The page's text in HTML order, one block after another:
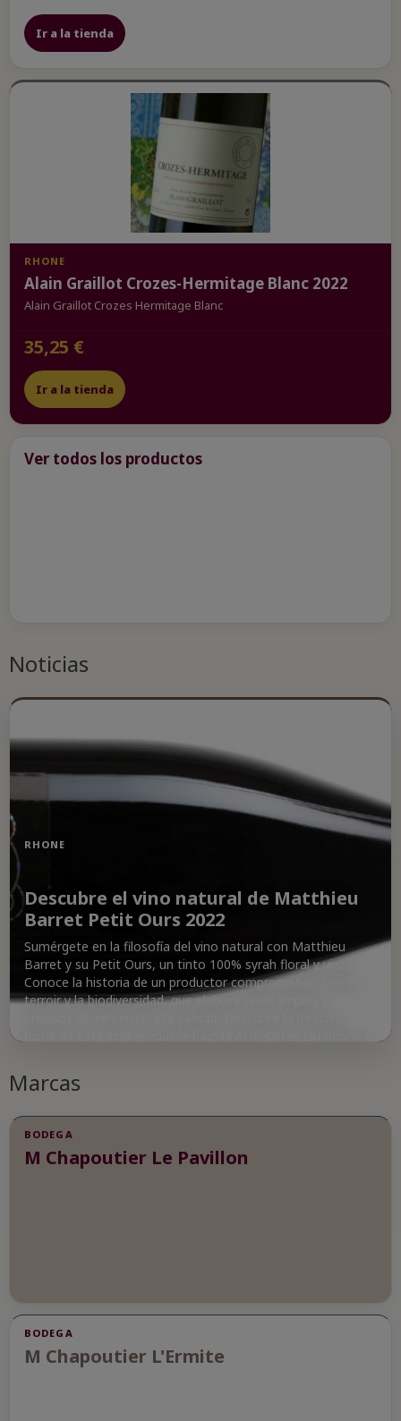
Ir a la tienda
RHONE
Alain Graillot Crozes-Hermitage Blanc 2022
Alain Graillot Crozes Hermitage Blanc
35,25 €
Ir a la tienda
Ver todos los productos
Noticias
RHONE
Descubre el vino natural de Matthieu
Barret Petit Ours 2022
Sumérgete en la filosofía del vino natural con Matthieu
Barret y su Petit Ours, un tinto 100% syrah floral y vivaz.
Conoce la historia de un productor comprometido con el
terroir y la biodiversidad, que elabora vinos limpios y
Marcas
BODEGA
M Chapoutier Le Pavillon
BODEGA
M Chapoutier L'Ermite